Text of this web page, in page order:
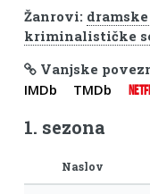
Žanrovi:
kriminalističke
Vanjske
IMDb TMDb
1. sezona
Naslov